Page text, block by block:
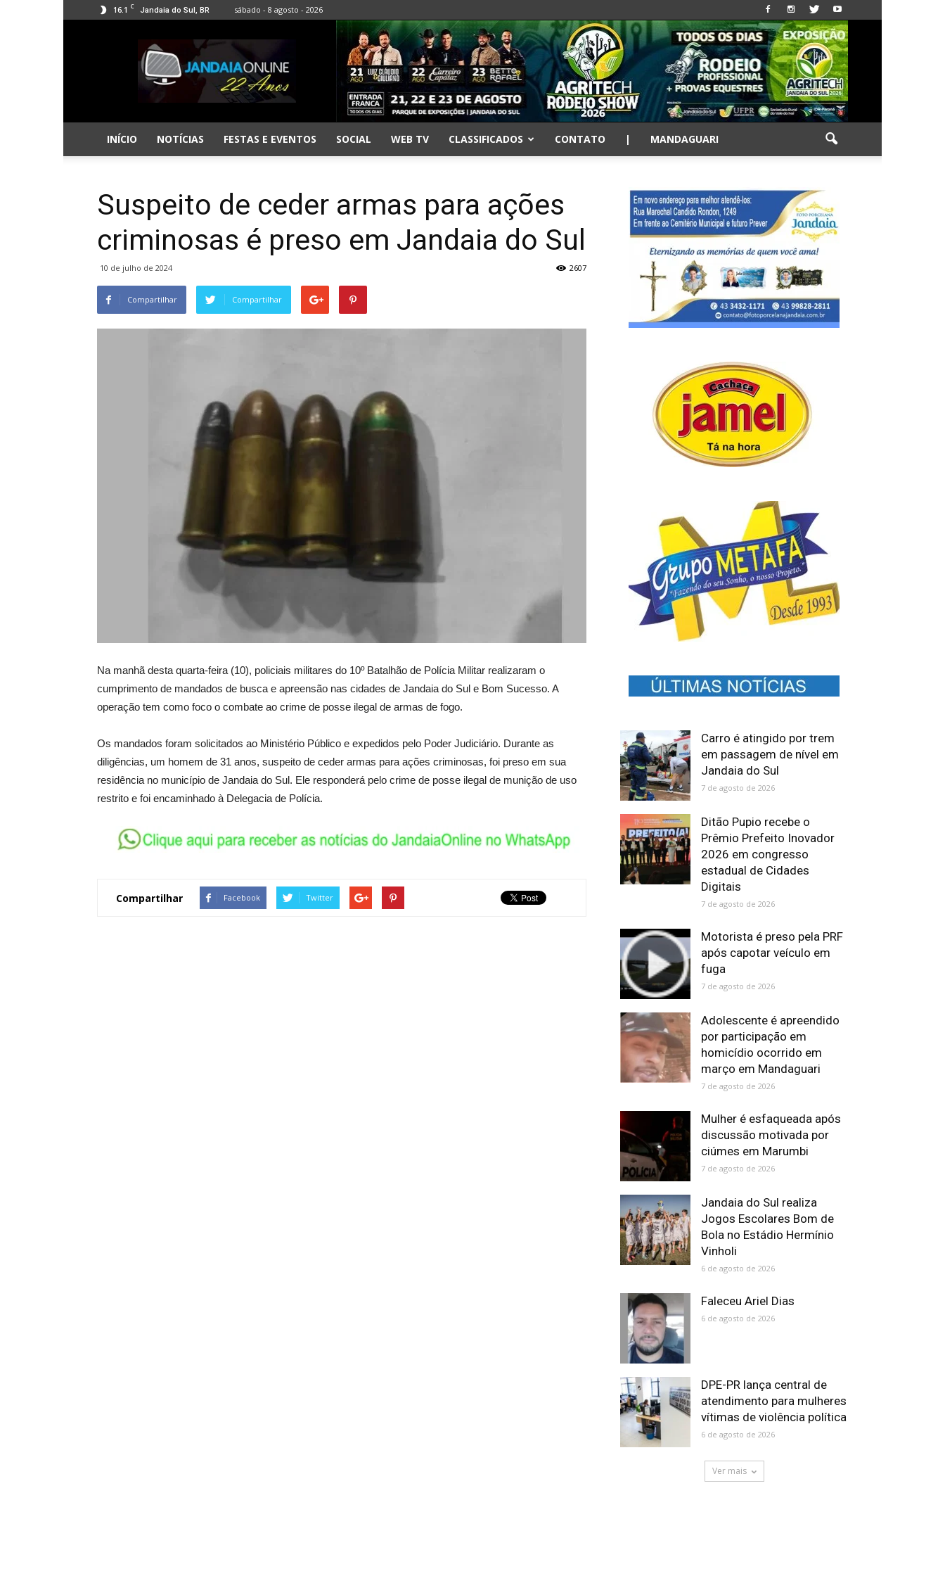
16.1 C Jandaia do Sul, BR sábado - 8 agosto - 2026
Jandaia
Online
INÍCIO NOTÍCIAS FESTAS E EVENTOS SOCIAL WEB TV CLASSIFICADOS CONTATO | MANDAGUARI
Suspeito de ceder armas para ações
criminosas é preso em Jandaia do Sul
10 de julho de 2024 2607
Compartilhar Compartilhar
Na manhã desta quarta-feira (10), policiais militares do 10º Batalhão de Polícia Militar realizaram o
cumprimento de mandados de busca e apreensão nas cidades de Jandaia do Sul e Bom Sucesso. A
operação tem como foco o combate ao crime de posse ilegal de armas de fogo.
Os mandados foram solicitados ao Ministério Público e expedidos pelo Poder Judiciário. Durante as
diligências, um homem de 31 anos, suspeito de ceder armas para ações criminosas, foi preso em sua
residência no município de Jandaia do Sul. Ele responderá pelo crime de posse ilegal de munição de uso
restrito e foi encaminhado à Delegacia de Polícia.
Compartilhar Facebook Twitter
Carro é atingido por trem
em passagem de nível em
Jandaia do Sul
7 de agosto de 2026
Ditão Pupio recebe o
Prêmio Prefeito Inovador
2026 em congresso
estadual de Cidades
Digitais
7 de agosto de 2026
Motorista é preso pela PRF
após capotar veículo em
fuga
7 de agosto de 2026
Adolescente é apreendido
por participação em
homicídio ocorrido em
março em Mandaguari
7 de agosto de 2026
Mulher é esfaqueada após
discussão motivada por
ciúmes em Marumbi
7 de agosto de 2026
Jandaia do Sul realiza
Jogos Escolares Bom de
Bola no Estádio Hermínio
Vinholi
6 de agosto de 2026
Faleceu Ariel Dias
6 de agosto de 2026
DPE-PR lança central de
atendimento para mulheres
vítimas de violência política
6 de agosto de 2026
Ver mais